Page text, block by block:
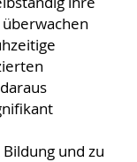
und zu